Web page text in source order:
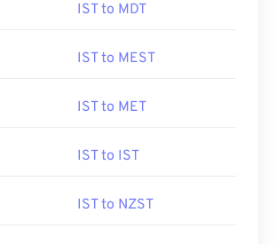
IST to MDT
IST to MEST
IST to MET
IST to IST
IST to NZST